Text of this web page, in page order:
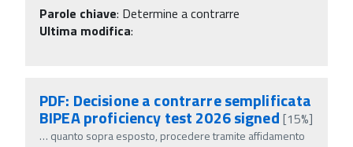
Parole chiave: Determine a contrarre
Ultima modifica:
PDF: Decisione a contrarre semplificata
BIPEA proficiency test 2026 signed [15%]
… quanto sopra esposto, procedere tramite affidamento